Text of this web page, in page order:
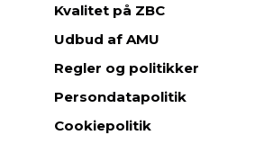
Kvalitet på ZBC
Udbud af AMU
Regler og politikker
Persondatapolitik
Cookiepolitik